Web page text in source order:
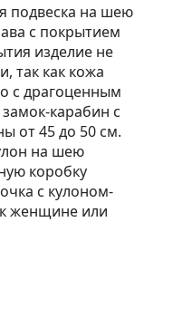
подвеска на шею
с покрытием
изделие не
так как кожа
с драгоценным
карабин с
от 45 до 50 см.
на шею
коробку
с кулоном-
женщине или